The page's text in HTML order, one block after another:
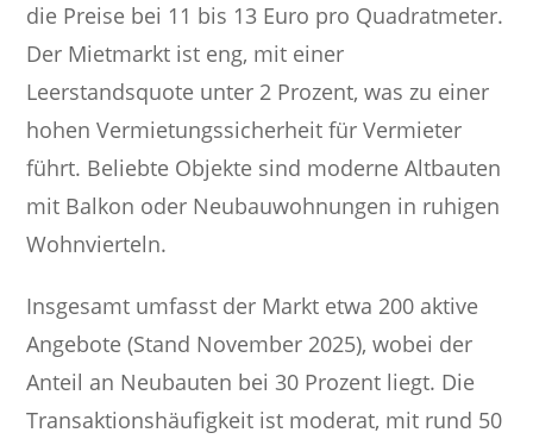
die Preise bei 11 bis 13 Euro pro Quadratmeter.
Der Mietmarkt ist eng, mit einer
Leerstandsquote unter 2 Prozent, was zu einer
hohen Vermietungssicherheit für Vermieter
führt. Beliebte Objekte sind moderne Altbauten
mit Balkon oder Neubauwohnungen in ruhigen
Wohnvierteln.
Insgesamt umfasst der Markt etwa 200 aktive
Angebote (Stand November 2025), wobei der
Anteil an Neubauten bei 30 Prozent liegt. Die
Transaktionshäufigkeit ist moderat, mit rund 50